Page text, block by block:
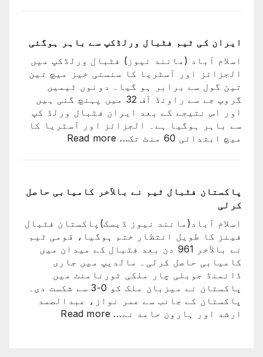
کیساتھ
کا
ورلڈ
کپ
کا
سفر
اختتام
پذیر
ایران کی ٹیم فٹبال ورلڈکپ سے باہر ہوگئی
اسلام آباد (مانند نیوز) فٹبال ورلڈکپ میں
الجزائز اور آسٹریا کا سنسنی خیز میچ تین
تین گول سے برابر ہو گیا۔ دونوں ٹیمیں
گروپ جے سے راونڈ آف 32 میں پہنچ گئی ہیں
اور اس نتیجے کے بعد ایران فٹبال ورلڈ کپ
سے باہر ہوگیا ہے۔ الجزائز اور آسٹریا کا
میچ ابتدائی 60 منٹ تک…
Read more
فٹبال
باہر
ہوگئی
پاکستان فٹبال ٹیم نے بالآخر کامیابی حاصل
کرلی
اسلام آباد(مانند نیوز ڈیسک)پاکستان فٹبال
فینز کا طویل انتظار ختم ہوگیا، قومی ٹیم
نے بالآخر 961 دن بعد فٹبال کے میدان میں
کامیابی حاصل کرلی۔ مالدیپ میں جاری
ڈائمنڈ جوبلی چار ملکی ٹورنامنٹ میں
پاکستان نے میزبان ملک کو 0-3 سے شکست دی۔
پاکستان کے جانب سے عمر نواز، عبدالصمد
ارشد اور ہارون حامد نے… Read more
: